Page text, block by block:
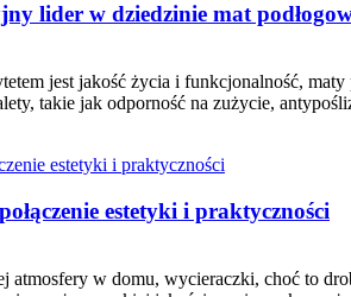
lider w dziedzinie mat
jest jakość życia i funkcjonalność,
takie jak odporność na zużycie,
estetyki i praktyczności
atmosfery w domu, wycieraczki, choć to